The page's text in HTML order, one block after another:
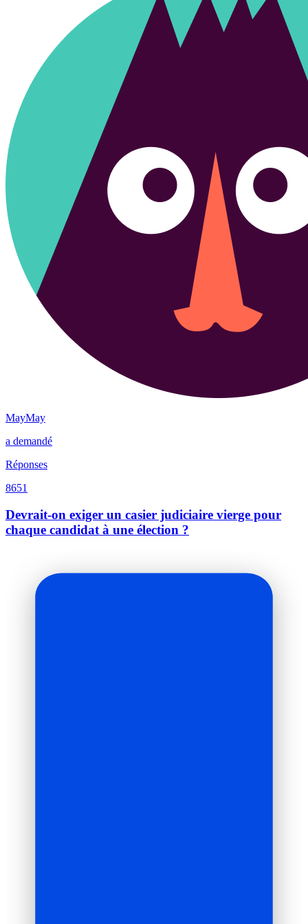
MayMay
a demandé
Réponses
8651
Devrait-on exiger un casier judiciaire vierge pour
chaque candidat à une élection ?